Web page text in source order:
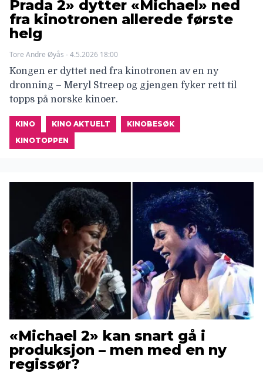
Prada 2» dytter «Michael» ned
fra kinotronen allerede første
helg
Tore Andre Øyås - 4.5.2026 18:00
Kongen er dyttet ned fra kinotronen av en ny
dronning – Meryl Streep og gjengen fyker rett til
topps på norske kinoer.
KINO KINO AKTUELT
KINOBESØK
KINOTOPPEN
«Michael 2» kan snart gå i
produksjon – men med en ny
regissør?